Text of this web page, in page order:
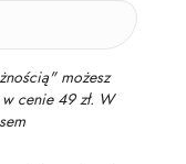
możesz
cenie 49 zł. W